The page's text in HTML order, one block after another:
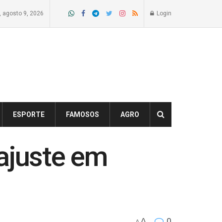
agosto 9, 2026 Login
ESPORTE FAMOSOS AGRO
em